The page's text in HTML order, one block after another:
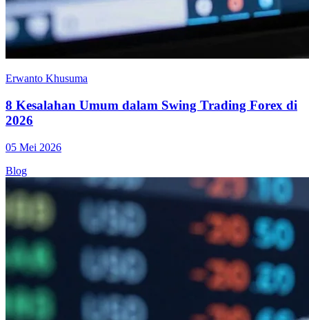
Erwanto Khusuma
8 Kesalahan Umum dalam Swing Trading Forex di
2026
05 Mei 2026
Blog